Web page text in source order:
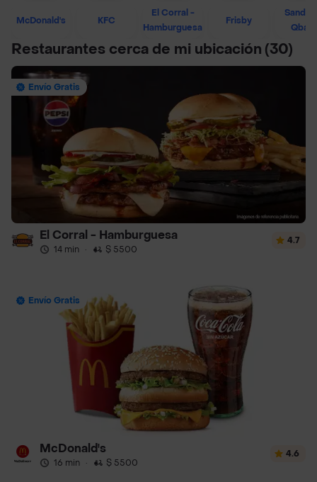
McDonald's KFC
El Corral -
Hamburguesa
Frisby
Restaurantes cerca de mi ubicación (30)
Envío Gratis
El Corral - Hamburguesa
14 min · $ 5500
4.7
Envío Gratis
McDonald's
16 min · $ 5500
4.6